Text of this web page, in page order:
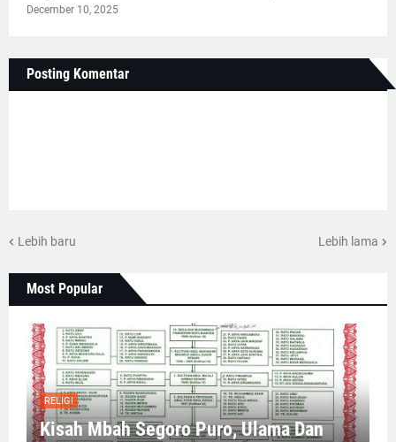
December 10, 2025
Posting Komentar
Lebih baru Lebih lama
Most Popular
RELIGI
Kisah Mbah Segoro Puro, Ulama Dan